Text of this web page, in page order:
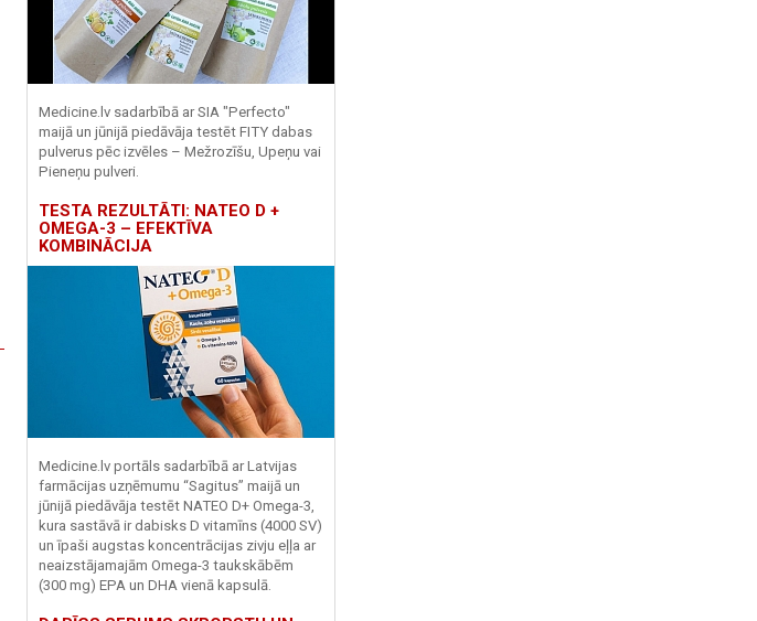
Medicine.lv sadarbībā ar SIA "Perfecto"
maijā un jūnijā piedāvāja testēt FITY dabas
pulverus pēc izvēles – Mežrozīšu, Upeņu vai
Pieneņu pulveri.
TESTA REZULTĀTI: NATEO D +
OMEGA-3 – EFEKTĪVA
KOMBINĀCIJA
Medicine.lv portāls sadarbībā ar Latvijas
farmācijas uzņēmumu “Sagitus” maijā un
jūnijā piedāvāja testēt NATEO D+ Omega-3,
kura sastāvā ir dabisks D vitamīns (4000 SV)
un īpaši augstas koncentrācijas zivju eļļa ar
neaizstājamajām Omega-3 taukskābēm
(300 mg) EPA un DHA vienā kapsulā.